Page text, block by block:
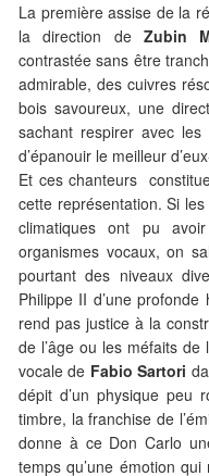
La première assise de la
la direction de Zubin
contrastée sans être
admirable, des cuivres
bois savoureux, une
sachant respirer avec
d’épanouir le meilleur
Et ces chanteurs
cette représentation. Si
climatiques ont pu
organismes vocaux, on
pourtant des niveaux
Philippe II d’une
rend pas justice à la
de l’âge ou les méfaits de
vocale de Fabio Sartori
dépit d’un physique peu
timbre, la franchise de
donne à ce Don Carlo
temps qu’une émotion